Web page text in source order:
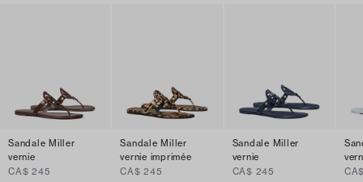
Sandale Miller
vernie
CA$ 245
Sandale Miller
vernie imprimée
CA$ 245
Sandale Miller
vernie
CA$ 245